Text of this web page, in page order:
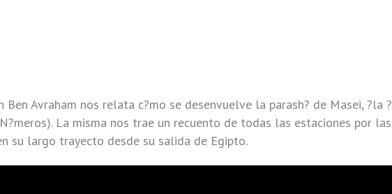
Ben Avraham nos relata c?mo se desenvuelve la parash? de Masei, ?la ?
La misma nos trae un recuento de todas las estaciones por las
su largo trayecto desde su salida de Egipto.